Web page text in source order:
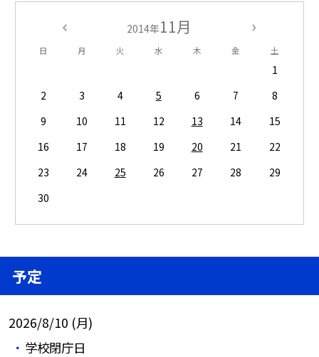
2014年11月
日 月 火 水 木 金 土
1
2
3 4 5 6 7
8
9
10 11 12 13 14
15
16
17 18 19 20 21
22
23
24 25 26 27 28
29
30
予定
2026/8/10 (月)
学校閉庁日